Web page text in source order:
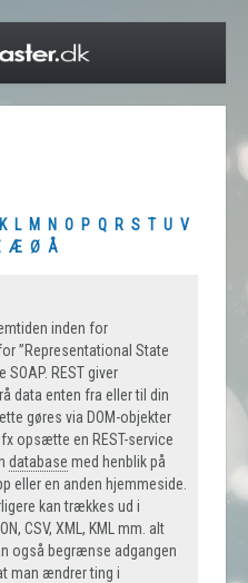
K L M N O P Q R S T U V
Æ Ø Å
inden for
”Representational State
REST giver
data enten fra eller til din
gøres via DOM-objekter
opsætte en REST-service
database med henblik på
eller en anden hjemmeside.
kan trækkes ud i
CSV, XML, KML mm. alt
også begrænse adgangen
man ændrer ting i